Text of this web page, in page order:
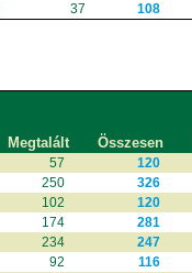
37 108
Megtalált Összesen
57 120
250 326
102 120
174 281
234 247
92 116